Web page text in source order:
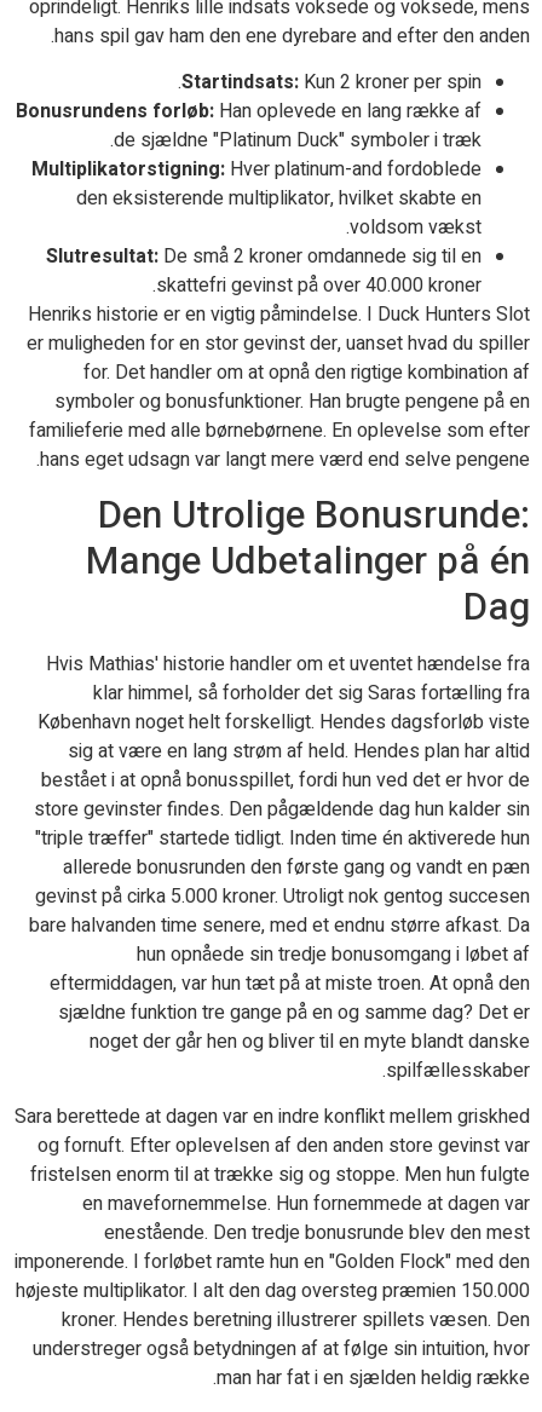
oprindeligt. Henriks lille indsats voksede og voksede, mens
hans spil gav ham den ene dyrebare and efter den anden.
Startindsats: Kun 2 kroner per spin.
Bonusrundens forløb: Han oplevede en lang række af
de sjældne "Platinum Duck" symboler i træk.
Multiplikatorstigning: Hver platinum-and fordoblede
den eksisterende multiplikator, hvilket skabte en
voldsom vækst.
Slutresultat: De små 2 kroner omdannede sig til en
skattefri gevinst på over 40.000 kroner.
Henriks historie er en vigtig påmindelse. I Duck Hunters Slot
er muligheden for en stor gevinst der, uanset hvad du spiller
for. Det handler om at opnå den rigtige kombination af
symboler og bonusfunktioner. Han brugte pengene på en
familieferie med alle børnebørnene. En oplevelse som efter
hans eget udsagn var langt mere værd end selve pengene.
Den Utrolige Bonusrunde:
Mange Udbetalinger på én
Dag
Hvis Mathias' historie handler om et uventet hændelse fra
klar himmel, så forholder det sig Saras fortælling fra
København noget helt forskelligt. Hendes dagsforløb viste
sig at være en lang strøm af held. Hendes plan har altid
bestået i at opnå bonusspillet, fordi hun ved det er hvor de
store gevinster findes. Den pågældende dag hun kalder sin
"triple træffer" startede tidligt. Inden time én aktiverede hun
allerede bonusrunden den første gang og vandt en pæn
gevinst på cirka 5.000 kroner. Utroligt nok gentog succesen
bare halvanden time senere, med et endnu større afkast. Da
hun opnåede sin tredje bonusomgang i løbet af
eftermiddagen, var hun tæt på at miste troen. At opnå den
sjældne funktion tre gange på en og samme dag? Det er
noget der går hen og bliver til en myte blandt danske
spilfællesskaber.
Sara berettede at dagen var en indre konflikt mellem griskhed
og fornuft. Efter oplevelsen af den anden store gevinst var
fristelsen enorm til at trække sig og stoppe. Men hun fulgte
en mavefornemmelse. Hun fornemmede at dagen var
enestående. Den tredje bonusrunde blev den mest
imponerende. I forløbet ramte hun en "Golden Flock" med den
højeste multiplikator. I alt den dag oversteg præmien 150.000
kroner. Hendes beretning illustrerer spillets væsen. Den
understreger også betydningen af at følge sin intuition, hvor
man har fat i en sjælden heldig række.